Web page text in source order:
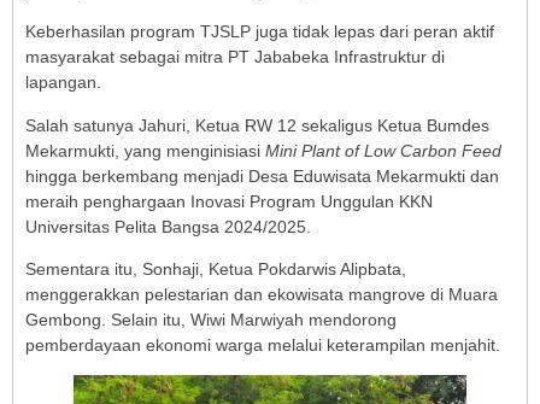
Keberhasilan program TJSLP juga tidak lepas dari peran aktif
masyarakat sebagai mitra PT Jababeka Infrastruktur di
lapangan.
Salah satunya Jahuri, Ketua RW 12 sekaligus Ketua Bumdes
Mekarmukti, yang menginisiasi Mini Plant of Low Carbon Feed
hingga berkembang menjadi Desa Eduwisata Mekarmukti dan
meraih penghargaan Inovasi Program Unggulan KKN
Universitas Pelita Bangsa 2024/2025.
Sementara itu, Sonhaji, Ketua Pokdarwis Alipbata,
menggerakkan pelestarian dan ekowisata mangrove di Muara
Gembong. Selain itu, Wiwi Marwiyah mendorong
pemberdayaan ekonomi warga melalui keterampilan menjahit.